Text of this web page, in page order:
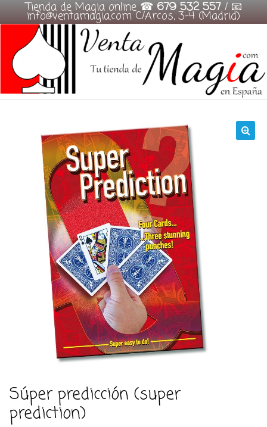
Tienda de Magia online ☎ 679 532 557/ 📧
info@ventamagia.com C/Arcos, 3-4 (Madrid)
content
Súper predicción (super
prediction)